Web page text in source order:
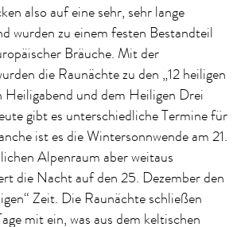
also auf eine sehr, sehr lange
wurden zu einem festen Bestandteil
Bräuche. Mit der
die Raunächte zu den „12 heiligen
Heiligabend und dem Heiligen Drei
gibt es unterschiedliche Termine für
ist es die Wintersonnwende am 21.
Alpenraum aber weitaus
die Nacht auf den 25. Dezember den
Zeit. Die Raunächte schließen
mit ein, was aus dem keltischen